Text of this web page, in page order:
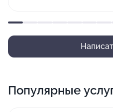
Популярные